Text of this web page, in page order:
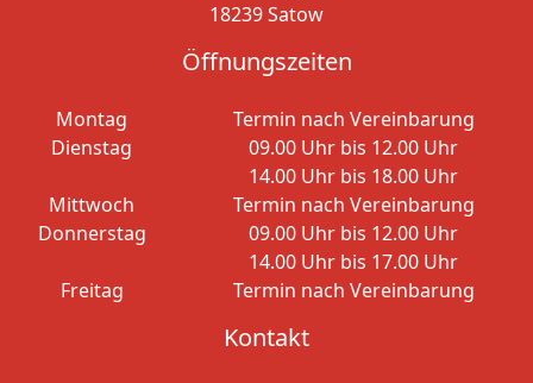
18239 Satow
Öffnungszeiten
Montag
Termin nach Vereinbarung
Dienstag
09.00 Uhr bis 12.00 Uhr
14.00 Uhr bis 18.00 Uhr
Mittwoch
Termin nach Vereinbarung
Donnerstag
09.00 Uhr bis 12.00 Uhr
14.00 Uhr bis 17.00 Uhr
Freitag
Termin nach Vereinbarung
Kontakt